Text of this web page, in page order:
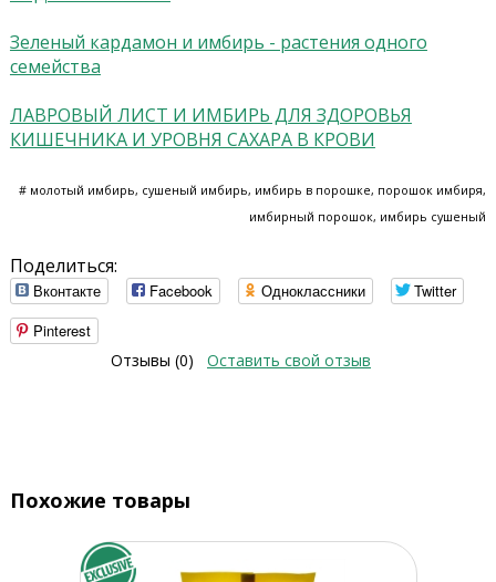
Зеленый кардамон и имбирь - растения одного
семейства
ЛАВРОВЫЙ ЛИСТ И ИМБИРЬ ДЛЯ ЗДОРОВЬЯ
КИШЕЧНИКА И УРОВНЯ САХАРА В КРОВИ
# молотый имбирь, сушеный имбирь, имбирь в порошке, порошок имбиря,
имбирный порошок, имбирь сушеный
Поделиться:
Вконтакте Facebook Одноклассники
Twitter
Pinterest
Отзывы (0)
Оставить свой отзыв
Похожие товары